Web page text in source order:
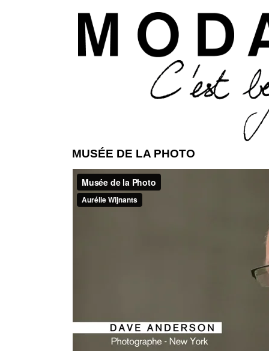
Aller
ModaModa
MUSÉE DE LA PHOTO